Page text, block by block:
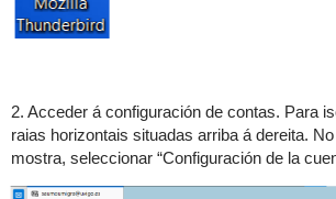
2. Acceder á configuración de contas. Para
raias horizontais situadas arriba á dereita.
mostra, seleccionar “Configuración de la